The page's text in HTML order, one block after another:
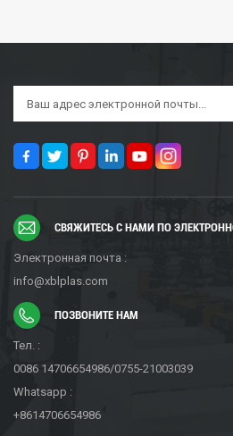
СВЯЖИТЕСЬ С НАМИ ПО
Электронная почта :
info@xblplas.com
ПОЗВОНИТЕ НАМ
Тел. :
0086 14706654986/0755-21003039
Whatsapp :
+8614706654986